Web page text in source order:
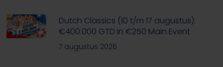
Dutch Classics (10 t/m 17 augustus):
€400.000 GTD in €250 Main Event
7 augustus 2026